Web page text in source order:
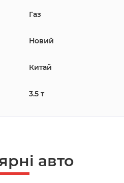
Газ
Новий
Китай
3.5 т
авто